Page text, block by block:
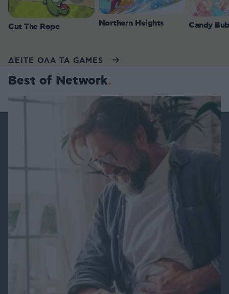
Cut The Rope Northern Heights Candy
ΔΕΙΤΕ ΟΛΑ ΤΑ GAMES
Best of Network